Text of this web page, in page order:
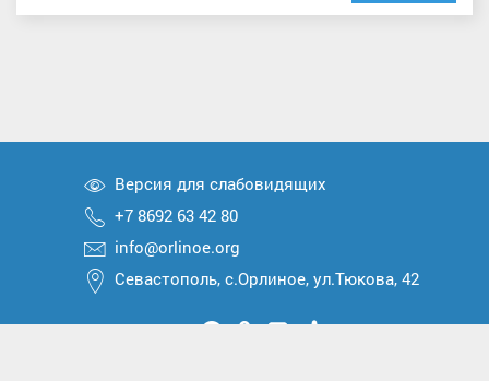
Версия для слабовидящих
+7 8692 63 42 80
info@orlinoe.org
Севастополь, с.Орлиное, ул.Тюкова, 42
МыМыМыМыМы